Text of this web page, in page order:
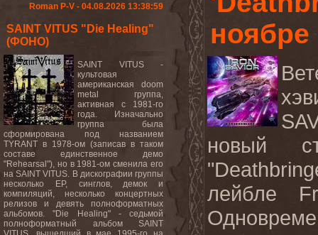
Roman P-V - 04.08.2026 13:38:59
SAINT VITUS "Die Healing"
(ФОНО)
SAINT VITUS -
культовая
американская doom
metal группа,
активная с 1981-го
года. Изначально
группа была
сформирована под названием
TYRANT в 1978-ом (записав в таком
составе единственное демо
"Rehearsal"), но в 1981-ом сменила его
на SAINT VITUS. В дискографии группы
несколько EP, синглов, демок и
компиляций, несколько концертных
релизов и девять полноформатных
альбомов. "Die Healing" - седьмой
полноформатный альбом SAINT
ноябре
новый
лейбле